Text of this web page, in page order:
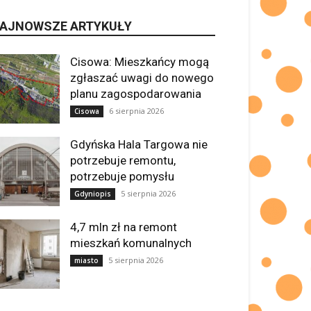
ARTYKUŁY
Cisowa: Mieszkańcy mogą
zgłaszać uwagi do nowego
planu zagospodarowania
Cisowa 6 sierpnia 2026
Gdyńska Hala Targowa nie
potrzebuje remontu,
potrzebuje pomysłu
Gdyniopis 5 sierpnia 2026
4,7 mln zł na remont
mieszkań komunalnych
miasto 5 sierpnia 2026